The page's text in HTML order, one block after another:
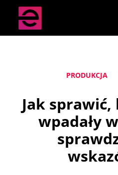
PRODUKCJA
Jak
wpadały